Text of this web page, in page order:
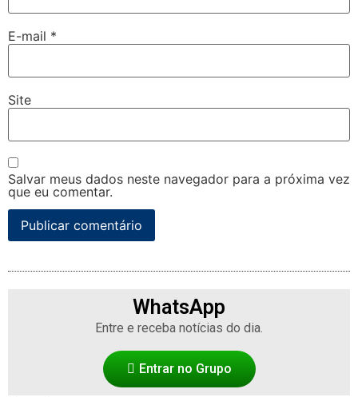
E-mail *
Site
Salvar meus dados neste navegador para a próxima vez
que eu comentar.
WhatsApp
Entre e receba notícias do dia.
Entrar no Grupo